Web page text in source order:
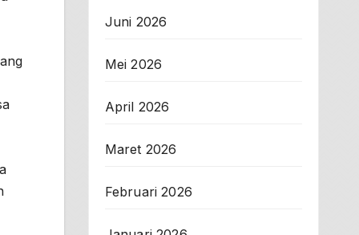
Juni 2026
Mei 2026
April 2026
Maret 2026
Februari 2026